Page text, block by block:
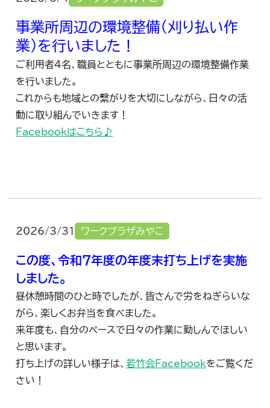
事業所周辺の環境整備（刈り払い作
業）を行いました！
ご利用者4名、職員とともに事業所周辺の環境整備作業
を行いました。
これからも地域との繋がりを大切にしながら、日々の活
動に取り組んでいきます！
Facebookはこちら♪
2026/3/31 ワークプラザみやこ
この度、令和7年度の年度末打ち上げを実施
しました。
昼休憩時間のひと時でしたが、皆さんで労をねぎらいな
がら、楽しくお弁当を食べました。
来年度も、自分のペースで日々の作業に勤しんでほしい
と思います。
打ち上げの詳しい様子は、若竹会Facebookをご覧くだ
さい！